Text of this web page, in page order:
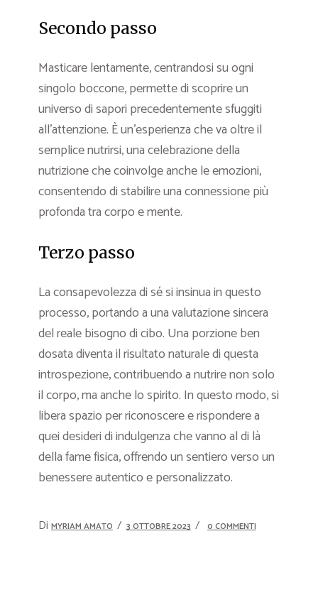
Secondo passo
Masticare lentamente, centrandosi su ogni
singolo boccone, permette di scoprire un
universo di sapori precedentemente sfuggiti
all’attenzione. È un’esperienza che va oltre il
semplice nutrirsi, una celebrazione della
nutrizione che coinvolge anche le emozioni,
consentendo di stabilire una connessione più
profonda tra corpo e mente.
Terzo passo
La consapevolezza di sé si insinua in questo
processo, portando a una valutazione sincera
del reale bisogno di cibo. Una porzione ben
dosata diventa il risultato naturale di questa
introspezione, contribuendo a nutrire non solo
il corpo, ma anche lo spirito. In questo modo, si
libera spazio per riconoscere e rispondere a
quei desideri di indulgenza che vanno al di là
della fame fisica, offrendo un sentiero verso un
benessere autentico e personalizzato.
Di MYRIAM AMATO 3 OTTOBRE 2023 0 COMMENTI